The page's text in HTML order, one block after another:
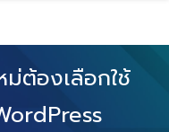
ต้องเลือกใช้